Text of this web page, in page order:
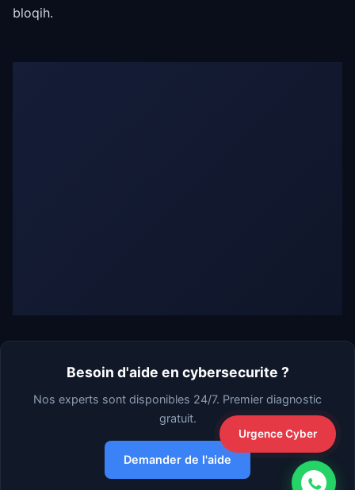
bloqih.
Urgence Cyber
Besoin d'aide en cybersecurite ?
Nos experts sont disponibles 24/7. Premier diagnostic
gratuit.
Demander de l'aide